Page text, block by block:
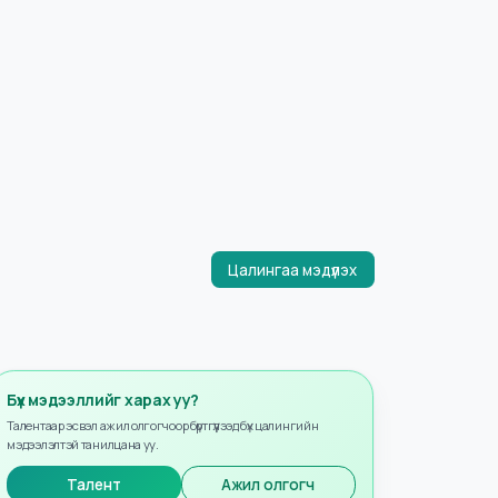
Бүх мэдээллийг харах уу?
Талентаар эсвэл ажил олгогчоор бүртгүүлээд бүх цалингийн
мэдээлэлтэй танилцана уу.